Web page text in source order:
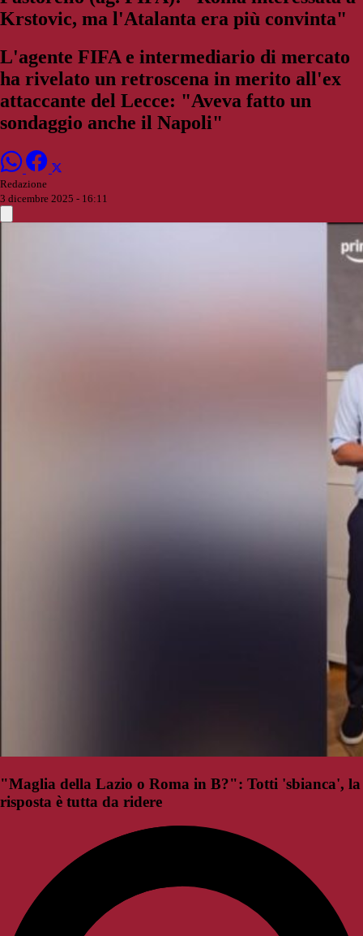
Krstovic, ma l'Atalanta era più convinta"
L'agente FIFA e intermediario di mercato
ha rivelato un retroscena in merito all'ex
attaccante del Lecce: "Aveva fatto un
sondaggio anche il Napoli"
Redazione
3 dicembre 2025 - 16:11
"Maglia della Lazio o Roma in B?": Totti 'sbianca', la
risposta è tutta da ridere